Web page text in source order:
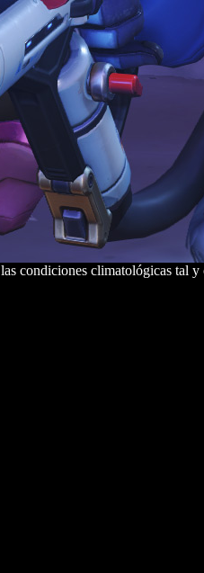
condiciones climatológicas tal y